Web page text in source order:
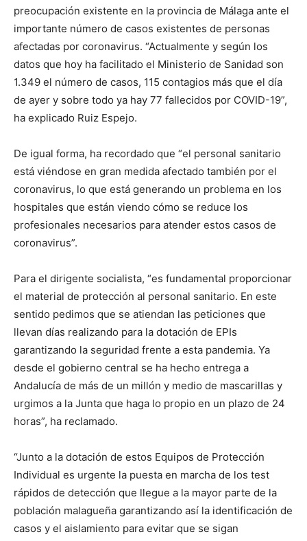
preocupación existente en la provincia de Málaga ante el
importante número de casos existentes de personas
afectadas por coronavirus. “Actualmente y según los
datos que hoy ha facilitado el Ministerio de Sanidad son
1.349 el número de casos, 115 contagios más que el día
de ayer y sobre todo ya hay 77 fallecidos por COVID-19”,
ha explicado Ruiz Espejo.
De igual forma, ha recordado que “el personal sanitario
está viéndose en gran medida afectado también por el
coronavirus, lo que está generando un problema en los
hospitales que están viendo cómo se reduce los
profesionales necesarios para atender estos casos de
coronavirus”.
Para el dirigente socialista, “es fundamental proporcionar
el material de protección al personal sanitario. En este
sentido pedimos que se atiendan las peticiones que
llevan días realizando para la dotación de EPIs
garantizando la seguridad frente a esta pandemia. Ya
desde el gobierno central se ha hecho entrega a
Andalucía de más de un millón y medio de mascarillas y
urgimos a la Junta que haga lo propio en un plazo de 24
horas”, ha reclamado.
“Junto a la dotación de estos Equipos de Protección
Individual es urgente la puesta en marcha de los test
rápidos de detección que llegue a la mayor parte de la
población malagueña garantizando así la identificación de
casos y el aislamiento para evitar que se sigan